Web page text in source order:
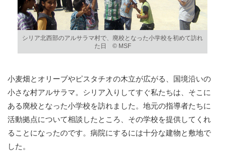
シリア北西部のアルサラマ村で、廃校となった小学校を初めて訪れ
た日 © MSF
小麦畑とオリーブやピスタチオの木立が広がる、国境沿いの
小さな村アルサラマ。シリア入りしてすぐ私たちは、そこに
ある廃校となった小学校を訪れました。地元の指導者たちに
活動拠点について相談したところ、その学校を提供してくれ
ることになったのです。病院にするには十分な建物と敷地で
した。